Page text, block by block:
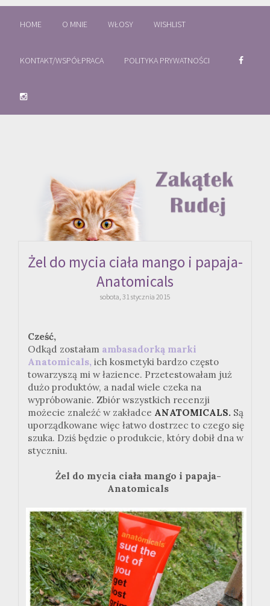
HOME O MNIE WŁOSY WISHLIST
KONTAKT/WSPÓŁPRACA POLITYKA PRYWATNOŚCI
Żel do mycia ciała mango i papaja-
Anatomicals
sobota, 31 stycznia 2015
Cześć,
Odkąd zostałam ambasadorką marki
Anatomicals, ich kosmetyki bardzo często
towarzyszą mi w łazience. Przetestowałam już
dużo produktów, a nadal wiele czeka na
wypróbowanie. Zbiór wszystkich recenzji
możecie znaleźć w zakładce ANATOMICALS. Są
uporządkowane więc łatwo dostrzec to czego się
szuka. Dziś będzie o produkcie, który dobił dna w
styczniu.
Żel do mycia ciała mango i papaja-
Anatomicals